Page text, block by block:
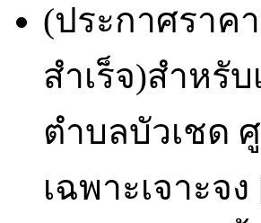
(ประกาศราค
สำเร็จ)สำหรั
ตำบลบัวเชด
เฉพาะเจาะจ